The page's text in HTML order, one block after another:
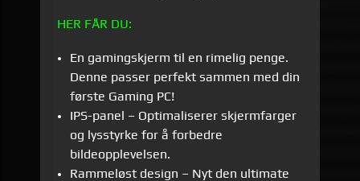
HER FÅR DU:
En gamingskjerm til en rimelig penge.
Denne passer perfekt sammen med din
første Gaming PC!
IPS-panel – Optimaliserer skjermfarger
og lysstyrke for å forbedre
bildeopplevelsen.
Rammeløst design – Nyt den ultimate